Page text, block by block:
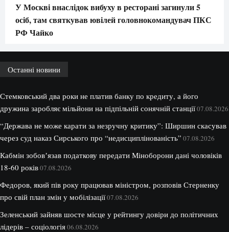
У Москві внаслідок вибуху в ресторані загинули 5
осіб, там святкував ювілей головнокомандувач ПКС
РФ Чайко
Останні новини
Стемковський два роки не платив банку по кредиту, а його
дружина заробляє мільйони на підпільній сонячній станції07.08.2026
“Держава не може карати за незручну критику”: Ширшин скасував
через суд наказ Сирського про “недисциплінованість” 07.08.2026
Кабмін зобовʼязав податкову передати Міноборони дані чоловіків
18-60 років07.08.2026
Федоров, який пів року працював міністром, розповів Стерненку
про свій план змін у мобілізації07.08.2026
Зеленський зайняв шосте місце у рейтингу довіри до політичних
лідерів – соціологія06.08.2026